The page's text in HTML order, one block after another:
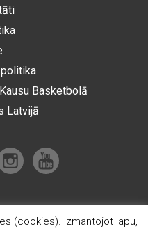
Basketbolā
Latvijā
(cookies). Izmantojot lapu,